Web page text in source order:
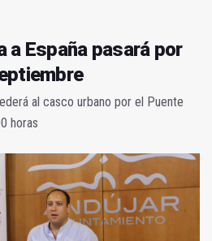
a España pasará por
al casco urbano por el Puente
horas